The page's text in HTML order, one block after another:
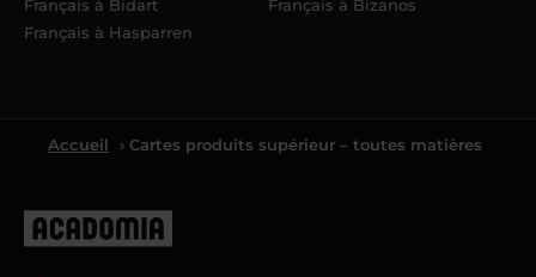
Français à Bidart
Français à Hasparren
Français à Bizanos
Accueil › Cartes produits supérieur – toutes matières